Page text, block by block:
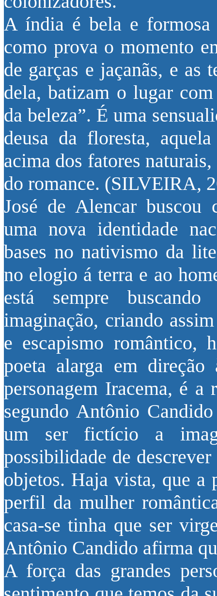
A índia é bela e formosa
como prova o momento
de garças e jaçanãs, e as
dela, batizam o lugar
da beleza”. É uma
deusa da floresta,
acima dos fatores
do romance. (SILVEIRA,
José de Alencar buscou
uma nova identidade
bases no nativismo da
no elogio á terra e ao
está sempre
imaginação, criando
e escapismo romântico,
poeta alarga em
personagem Iracema, é a
segundo Antônio
um ser fictício a
possibilidade de
objetos. Haja vista, que a
perfil da mulher
casa-se tinha que ser
Antônio Candido afirma
A força das grandes